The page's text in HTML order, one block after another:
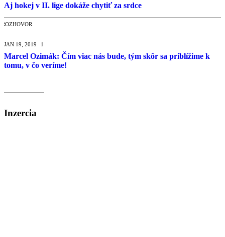
Aj hokej v II. lige dokáže chytiť za srdce
ROZHOVOR
JAN 19, 2019 1
Marcel Ozimák: Čím viac nás bude, tým skôr sa priblížime k
tomu, v čo veríme!
Inzercia